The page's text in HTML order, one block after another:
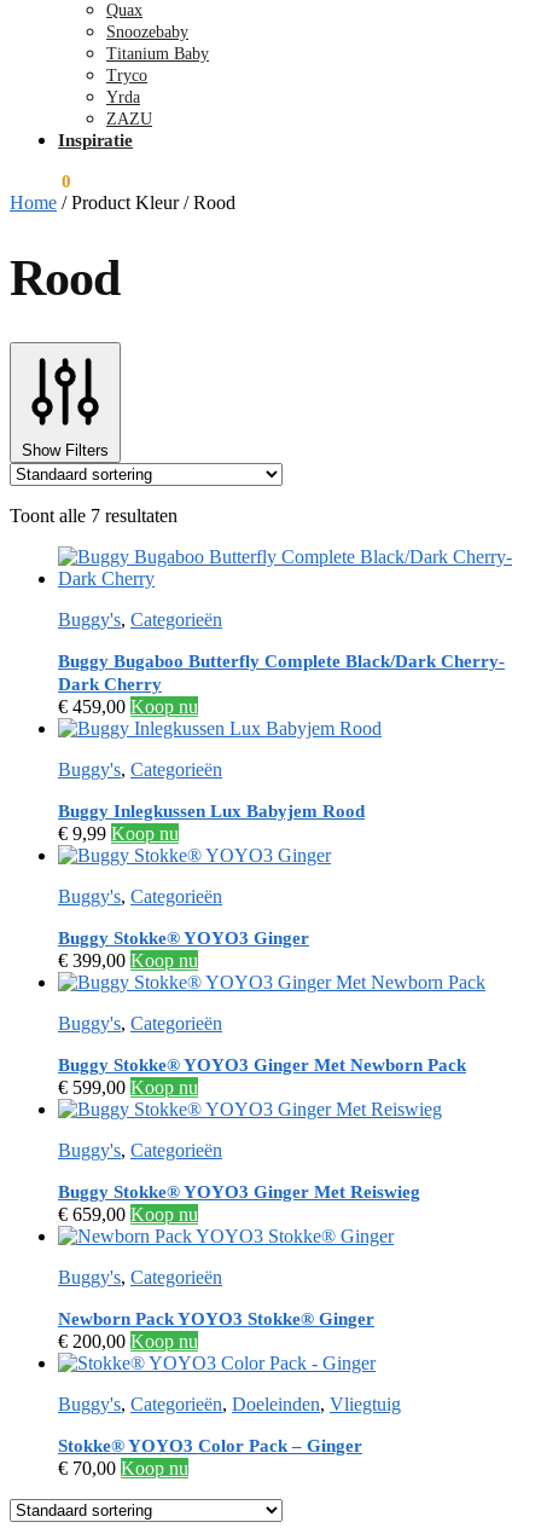
Quax
Snoozebaby
Titanium Baby
Tryco
Yrda
ZAZU
Inspiratie
0
Home /Product Kleur/Rood
Rood
Show Filters
Toont alle 7 resultaten
Buggy's, Categorieën
Buggy Bugaboo Butterfly Complete Black/Dark Cherry-
Dark Cherry
€ 459,00 Koop nu
Buggy's, Categorieën
Buggy Inlegkussen Lux Babyjem Rood
€ 9,99 Koop nu
Buggy's, Categorieën
Buggy Stokke® YOYO3 Ginger
€ 399,00 Koop nu
Buggy's, Categorieën
Buggy Stokke® YOYO3 Ginger Met Newborn Pack
€ 599,00 Koop nu
Buggy's, Categorieën
Buggy Stokke® YOYO3 Ginger Met Reiswieg
€ 659,00 Koop nu
Buggy's, Categorieën
Newborn Pack YOYO3 Stokke® Ginger
€ 200,00 Koop nu
Buggy's, Categorieën, Doeleinden, Vliegtuig
Stokke® YOYO3 Color Pack – Ginger
€ 70,00 Koop nu